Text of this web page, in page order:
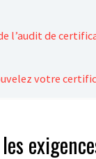
l’audit de
votre